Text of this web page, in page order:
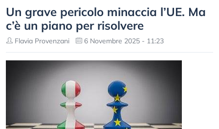
Un grave pericolo minaccia l’UE. Ma
c’è un piano per risolvere
Flavia Provenzani 6 Novembre 2025 - 11:23